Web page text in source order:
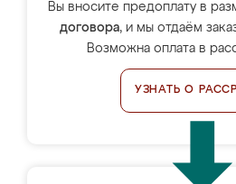
Вы вносите предоплату в
договора, и мы отдаём
Возможна оплата в
УЗНАТЬ О